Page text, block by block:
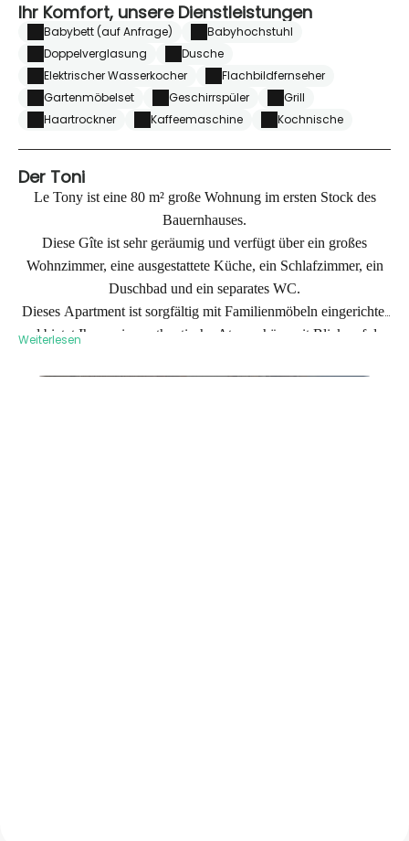
Ihr Komfort, unsere Dienstleistungen
Babybett (auf Anfrage)
Babyhochstuhl
Doppelverglasung
Dusche
Elektrischer Wasserkocher
Flachbildfernseher
Gartenmöbelset
Geschirrspüler
Grill
Haartrockner
Kaffeemaschine Kochnische
Der Toni
Le Tony ist eine 80 m² große Wohnung im ersten Stock des
Bauernhauses.
Diese Gîte ist sehr geräumig und verfügt über ein großes
Wohnzimmer, eine ausgestattete Küche, ein Schlafzimmer, ein
Duschbad und ein separates WC.
Dieses Apartment ist sorgfältig mit Familienmöbeln eingerichtet
und bietet Ihnen eine authentische Atmosphäre mit Blick auf den
Eine schöne Terrasse unter der Markiseermöglicht es Ihnen,
Weiterlesen